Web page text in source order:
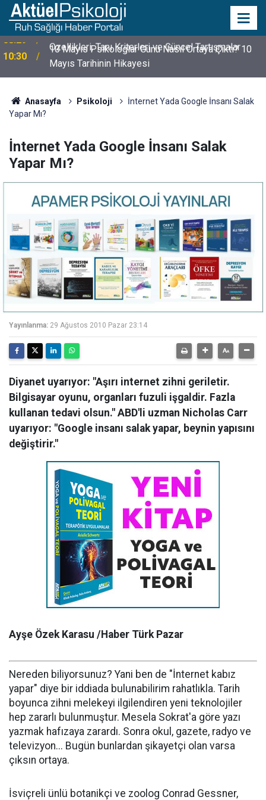
10:30
10 Mayıs Psikologlar Günü Nasıl Ortaya Çıktı? 10
Mayıs Tarihinin Hikayesi
Anasayfa Psikoloji
İnternet Yada Google İnsanı Salak
Yapar Mı?
İnternet Yada Google İnsanı Salak
Yapar Mı?
Yayınlanma: 29 Ağustos 2010 Pazar 23:14
Diyanet uyarıyor: "Aşırı internet zihni geriletir.
Bilgisayar oyunu, organları fuzuli işgaldir. Fazla
kullanan tedavi olsun." ABD'li uzman Nicholas Carr
uyarıyor: "Google insanı salak yapar, beynin yapısını
değiştirir."
Ayşe Özek Karasu /Haber Türk Pazar
Nereden biliyorsunuz? Yani ben de "İnternet kabız
yapar" diye bir iddiada bulunabilirim rahatlıkla. Tarih
boyunca zihni melekeyi ilgilendiren yeni teknolojiler
hep zararlı bulunmuştur. Mesela Sokrat'a göre yazı
yazmak hafızaya zarardı. Sonra okul, gazete, radyo ve
televizyon... Bugün bunlardan şikayetçi olan varsa
çıksın ortaya.
İsviçreli ünlü botanikçi ve zoolog Conrad Gessner,